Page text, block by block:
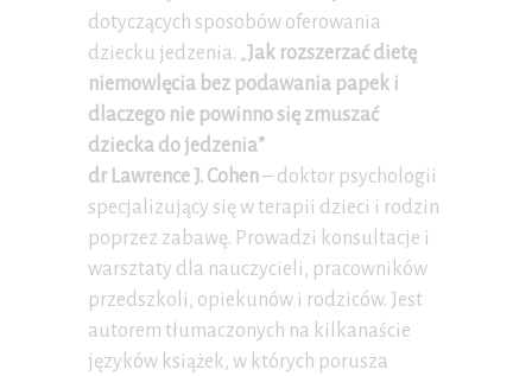
dotyczących sposobów oferowania
dziecku jedzenia. „Jak rozszerzać dietę
niemowlęcia bez podawania papek i
dlaczego nie powinno się zmuszać
dziecka do jedzenia”
dr Lawrence J. Cohen– doktor psychologii
specjalizujący się w terapii dzieci i rodzin
poprzez zabawę. Prowadzi konsultacje i
warsztaty dla nauczycieli, pracowników
przedszkoli, opiekunów i rodziców. Jest
autorem tłumaczonych na kilkanaście
języków książek, w których porusza